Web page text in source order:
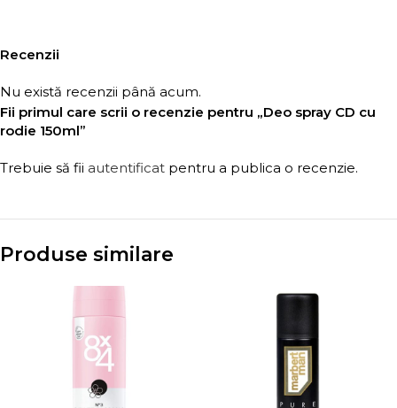
Recenzii
Nu există recenzii până acum.
Fii primul care scrii o recenzie pentru „Deo spray CD cu
rodie 150ml”
Trebuie să fii autentificat pentru a publica o recenzie.
Produse similare